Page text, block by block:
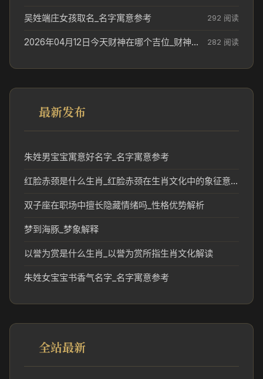
吴姓端庄女孩取名_名字寓意参考 292 阅读
2026年04月12日今天财神在哪个吉位_财神方位参考 282 阅读
最新发布
朱姓男宝宝寓意好名字_名字寓意参考
红脸赤颈是什么生肖_红脸赤颈在生肖文化中的象征意义
双子座在职场中擅长隐藏情绪吗_性格优势解析
梦到海豚_梦象解释
以誉为赏是什么生肖_以誉为赏所指生肖文化解读
朱姓女宝宝书香气名字_名字寓意参考
全站最新